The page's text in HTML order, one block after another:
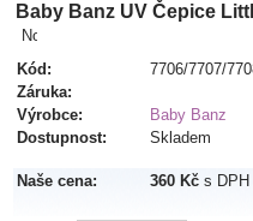
Baby Banz UV Čepice
Kód:
7706/7707/
Záruka:
Výrobce:
Baby Banz
Dostupnost:
Skladem
Naše cena: 360 Kč s DPH